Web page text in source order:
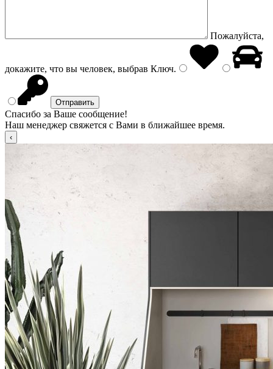
Пожалуйста,
докажите, что вы человек, выбрав Ключ.
Спасибо за Ваше сообщение!
Наш менеджер свяжется с Вами в ближайшее время.